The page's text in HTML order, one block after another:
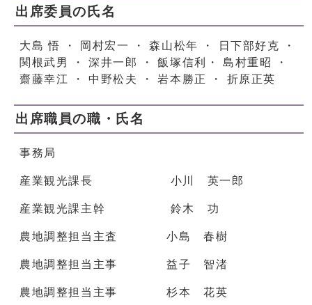
出席委員の氏名
大島 悟 ・ 岡村宏一 ・ 森山松年 ・ 日下部好克 ・
関根武男 ・ 深井一郎 ・ 飯塚信利・ 島村重昭 ・
齋藤幸江 ・ 中野松夫 ・ 岩本勝正 ・ 折原正英
出席職員の職・氏名
事務局
産業観光課長 小川 英一郎
産業観光課主幹 鈴木 功
農地調整担当主査 小島 春樹
農地調整担当主事 益子 智渚
農地調整担当主事 杉本 花英